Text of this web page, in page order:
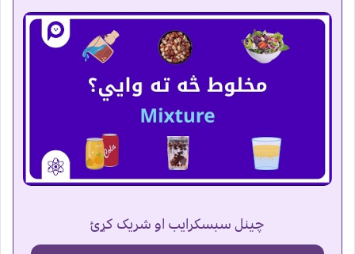
چینل سبسکرایب او شریک کړئ